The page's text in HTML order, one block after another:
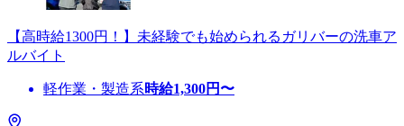
【高時給1300円！】未経験でも始められるガリバーの洗車ア
ルバイト
軽作業・製造系時給1,300円〜